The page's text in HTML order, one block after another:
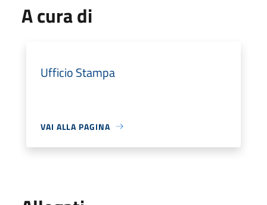
A cura di
Ufficio Stampa
VAI ALLA PAGINA